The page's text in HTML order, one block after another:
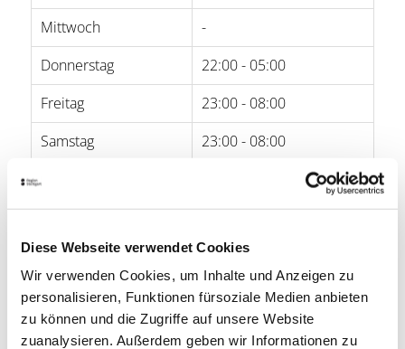
Diese Webseite verwendet Cookies
Wir verwenden Cookies, um Inhalte und Anzeigen zu
personalisieren, Funktionen fürsoziale Medien anbieten
zu können und die Zugriffe auf unsere Website
zuanalysieren. Außerdem geben wir Informationen zu
Mittwoch
-
Donnerstag
22:00 - 05:00
Freitag
23:00 - 08:00
Samstag
23:00 - 08:00
Sonntag
Lage & Kontakt
Climax Institutes
Calwer Str. 25
70173 Stuttgart